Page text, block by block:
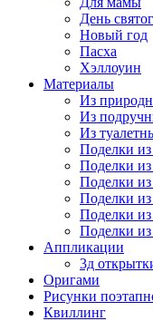
День
Новый год
Пасха
Хэллоуин
Материалы
Из
Из
Из
Поделки из
Поделки
Поделки
Поделки из
Поделки
Поделки
Аппликации
3д
Оригами
Рисунки
Квиллинг